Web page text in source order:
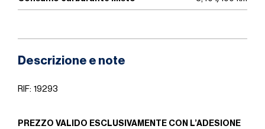
Descrizione e note
RIF: 19293
PREZZO VALIDO ESCLUSIVAMENTE CON L’ADESIONE